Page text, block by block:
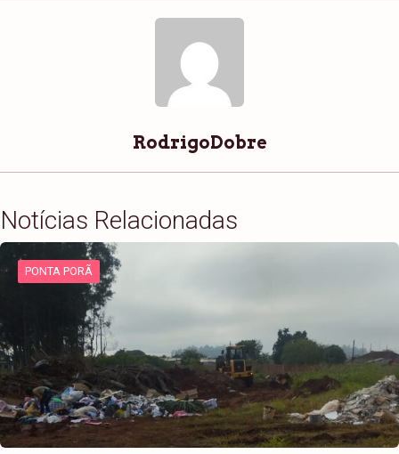
RodrigoDobre
Notícias Relacionadas
PONTA PORÃ